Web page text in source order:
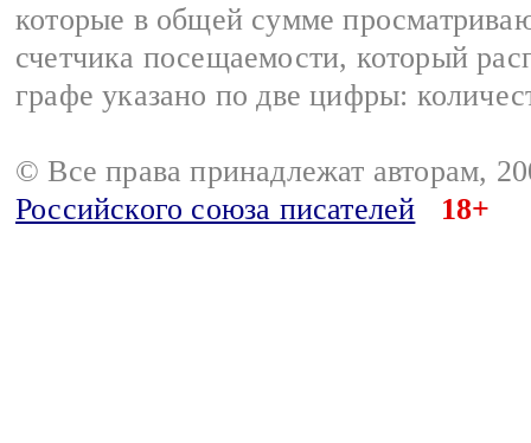
которые в общей сумме
счетчика посещаемости, который
графе указано по две цифры:
© Все права принадлежат авторам,
Российского союза писателей
18+